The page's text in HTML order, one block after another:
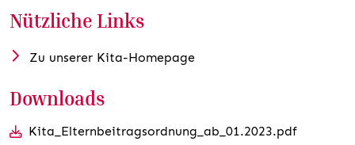
Nützliche Links
Zu unserer Kita-Homepage
Downloads
Kita_Elternbeitragsordnung_ab_01.2023.pdf